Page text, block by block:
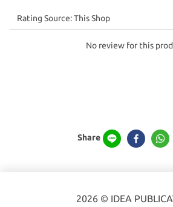
No review for this
Share
2026 © IDEA